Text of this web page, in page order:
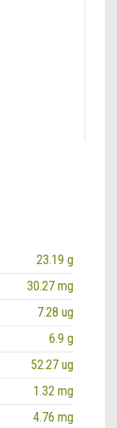
23.19 g
30.27 mg
7.28 ug
6.9 g
52.27 ug
1.32 mg
4.76 mg